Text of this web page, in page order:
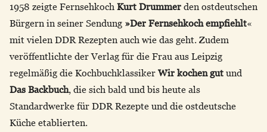
1958 zeigte Fernsehkoch Kurt Drummer den ostdeutschen
Bürgern in seiner Sendung »Der Fernsehkoch empfiehlt«
mit vielen DDR Rezepten auch wie das geht. Zudem
veröffentlichte der Verlag für die Frau aus Leipzig
regelmäßig die Kochbuchklassiker Wir kochen gut und
Das Backbuch, die sich bald und bis heute als
Standardwerke für DDR Rezepte und die ostdeutsche
Küche etablierten.